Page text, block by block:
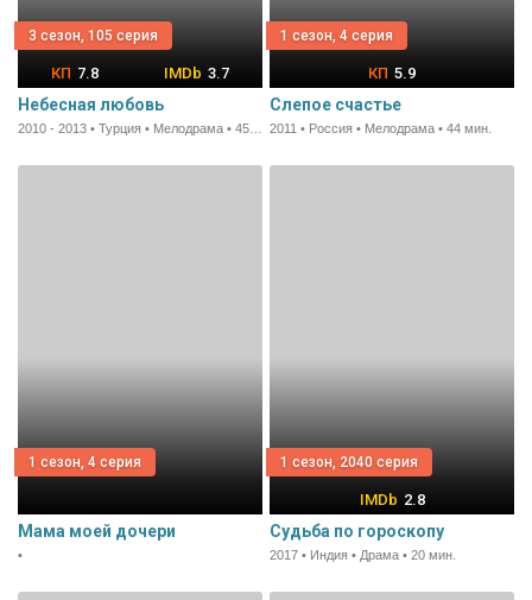
3 сезон, 105 серия
7.8 3.7
Небесная любовь
1 сезон, 4 серия
5.9
Слепое счастье
2011 • Россия • Мелодрама • 44 мин.
1 сезон, 4 серия
Мама моей дочери
•
1 сезон, 2040 серия
2.8
Судьба по гороскопу
2017 • Индия • Драма • 20 мин.